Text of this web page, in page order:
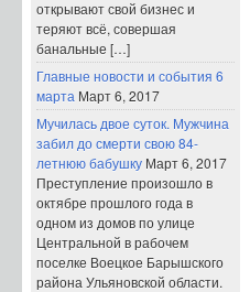
открывают свой бизнес и
теряют всё, совершая
банальные […]
Главные новости и события 6
марта Март 6, 2017
Мучилась двое суток. Мужчина
забил до смерти свою 84-
летнюю бабушку Март 6, 2017
Преступление произошло в
октябре прошлого года в
одном из домов по улице
Центральной в рабочем
поселке Воецкое Барышского
района Ульяновской области.